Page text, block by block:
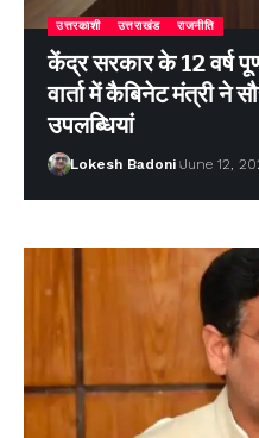
उत्तरकाशी उत्तराखंड राजनीति
केंद्र सरकार के 12 वर्ष
वार्ता में कैबिनेट मंत्री ने
उपलब्धियां
Lokesh Badoni June 12,